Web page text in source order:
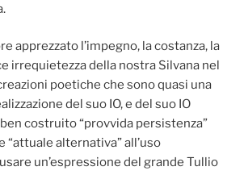
l’impegno, la costanza, la
irrequietezza della nostra Silvana nel
poetiche che sono quasi una
del suo IO, e del suo IO
costruito “provvida persistenza”
“attuale alternativa” all’uso
un’espressione del grande Tullio